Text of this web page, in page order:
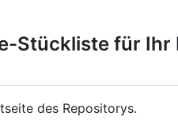
Stückliste für Ihr
des Repositorys.